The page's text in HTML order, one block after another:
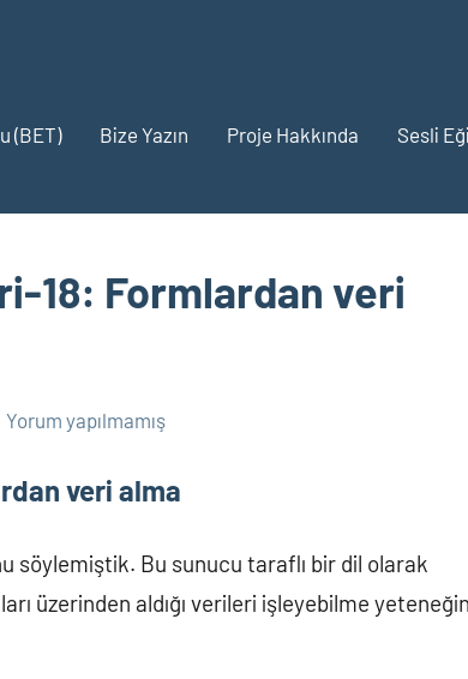
(BET) Bize Yazın Proje Hakkında Sesli
18: Formlardan veri
Yorum yapılmamış
veri alma
söylemiştik. Bu sunucu taraflı bir dil olarak
üzerinden aldığı verileri işleyebilme